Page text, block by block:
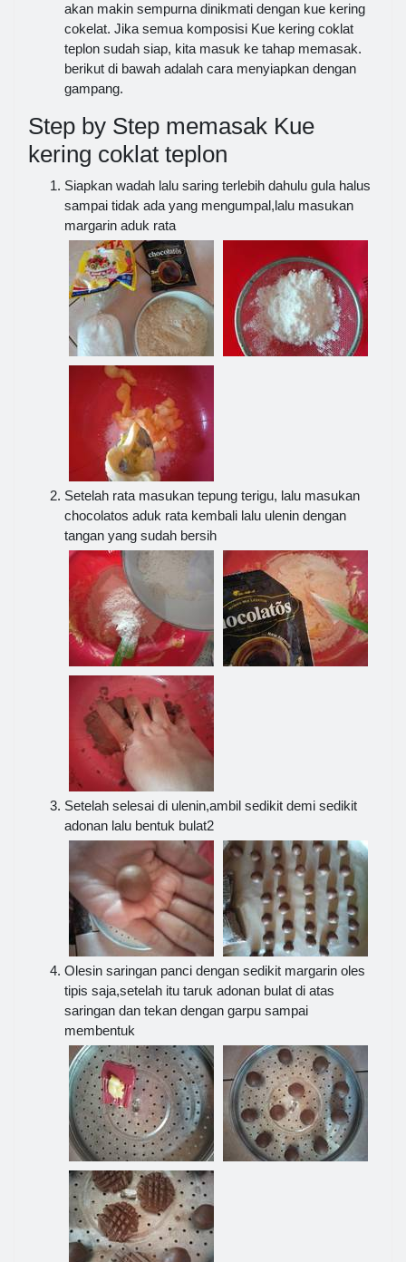
akan makin sempurna dinikmati dengan kue kering
cokelat. Jika semua komposisi Kue kering coklat
teplon sudah siap, kita masuk ke tahap memasak.
berikut di bawah adalah cara menyiapkan dengan
gampang.
Step by Step memasak Kue
kering coklat teplon
Siapkan wadah lalu saring terlebih dahulu gula halus
sampai tidak ada yang mengumpal,lalu masukan
margarin aduk rata
Setelah rata masukan tepung terigu, lalu masukan
chocolatos aduk rata kembali lalu ulenin dengan
tangan yang sudah bersih
Setelah selesai di ulenin,ambil sedikit demi sedikit
adonan lalu bentuk bulat2
Olesin saringan panci dengan sedikit margarin oles
tipis saja,setelah itu taruk adonan bulat di atas
saringan dan tekan dengan garpu sampai
membentuk